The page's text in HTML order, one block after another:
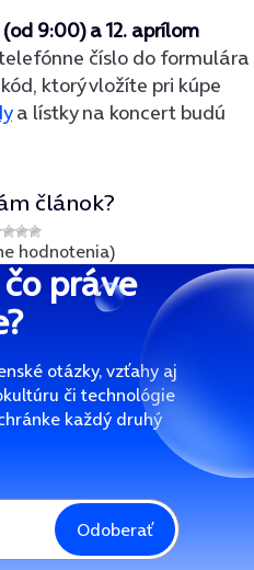
9:00) a 12. aprílom
číslo do formulára
ktorý vložíte pri kúpe
a lístky na koncert budú
článok?
hodnotenia)
práve
otázky, vzťahy aj
či technológie
každý druhý
Odoberať